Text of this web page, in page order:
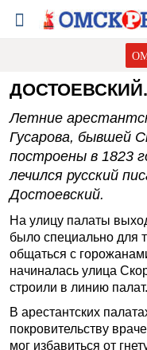
Летние
Гусарова, бывшей
построены в 1823
лечился русский
Достоевский.
На улицу палаты
было специально для
общаться с
начиналась улица
строили в линию палат.
В арестантских
покровительству
мог избавиться от